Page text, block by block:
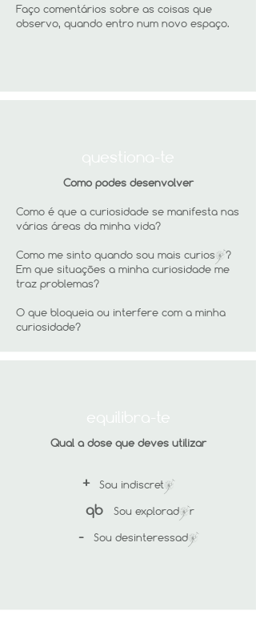
Faço comentários sobre as coisas que
observo, quando entro num novo espaço.
Como podes desenvolver
Como é que a curiosidade se manifesta nas
várias áreas da minha vida?
Como me sinto quando sou mais curios§?
Em que situações a minha curiosidade me
traz problemas?
O que bloqueia ou interfere com a minha
curiosidade?
Qual a dose que deves utilizar
+Sou indiscret§
qb Sou explorad§r
-Sou desinteressad§